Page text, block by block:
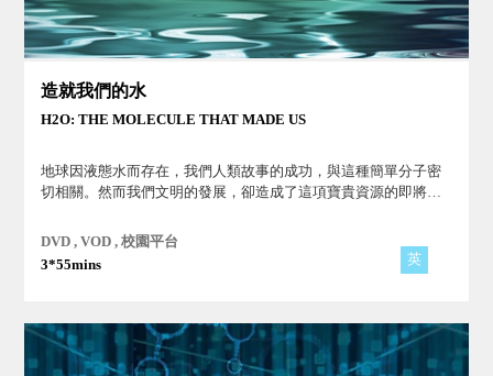
造就我們的水
H2O: THE MOLECULE THAT MADE US
地球因液態水而存在，我們人類故事的成功，與這種簡單分子密
切相關。然而我們文明的發展，卻造成了這項寶貴資源的即將耗
討水對我們的生存有多重要以及我們面臨水危機的挑戰！
DVD , VOD , 校園平台
3*55mins
英